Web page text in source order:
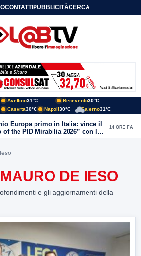
CONTATTIPUBBLICITÀCERCA
Avellino31°C Benevento30°C
Caserta30°C Napoli30°C Salerno31°C
Europa primo in Italia: vince il
of the PID Mirabilia 2026” con la
virtuale nei musei del Sannio
14 ORE FA
DE IESO
e gli aggiornamenti della